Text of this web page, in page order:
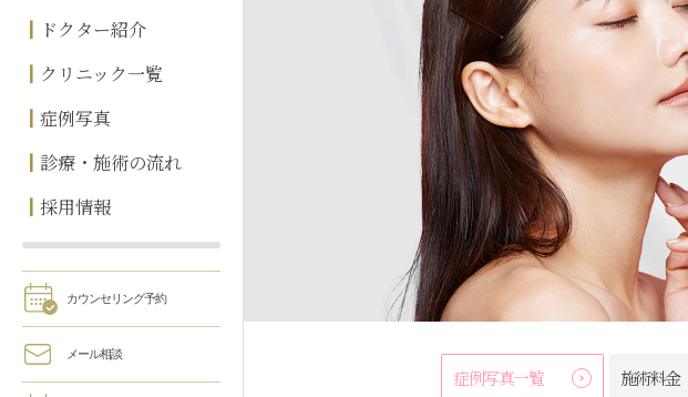
ドクター紹介
クリニック一覧
症例写真
診療・施術の流れ
採用情報
カウンセリング予約
メール相談
症例写真一覧 施術料金